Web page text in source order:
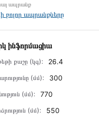
ապրանք
բոլոր ապրանքները
ինֆորմացիա
քաշը (կգ): 26.4
(մմ): 300
(մմ): 770
(մմ): 550